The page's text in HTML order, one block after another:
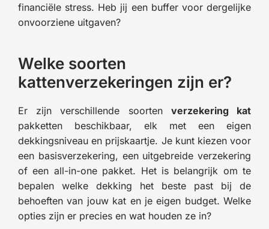
financiële stress. Heb jij een buffer voor dergelijke
onvoorziene uitgaven?
Welke soorten
kattenverzekeringen zijn er?
Er zijn verschillende soorten verzekering kat
pakketten beschikbaar, elk met een eigen
dekkingsniveau en prijskaartje. Je kunt kiezen voor
een basisverzekering, een uitgebreide verzekering
of een all-in-one pakket. Het is belangrijk om te
bepalen welke dekking het beste past bij de
behoeften van jouw kat en je eigen budget. Welke
opties zijn er precies en wat houden ze in?